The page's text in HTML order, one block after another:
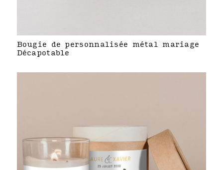
Bougie de personnalisée métal mariage
Décapotable